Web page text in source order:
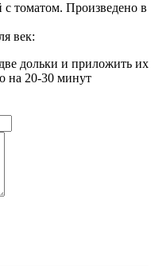
с томатом. Произведено в
век:
дольки и приложить их
на 20-30 минут